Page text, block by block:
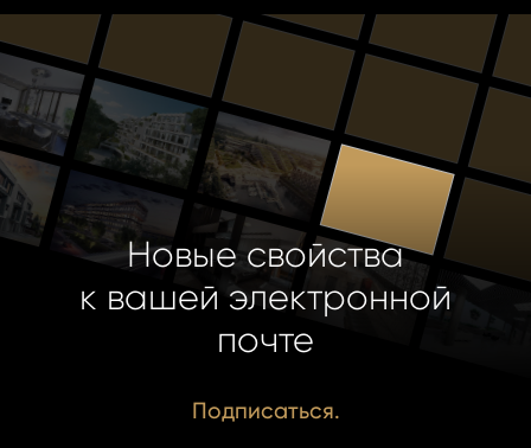
Новые свойства
к вашей электронной
почте
Подписаться.